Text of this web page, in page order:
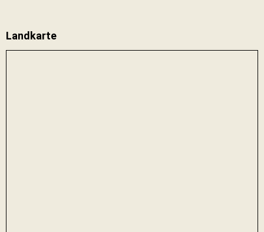
Landkarte